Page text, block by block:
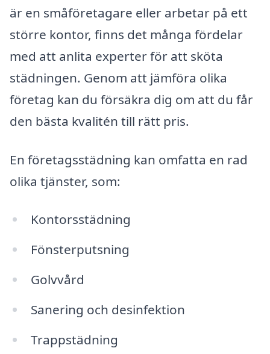
är en småföretagare eller arbetar på ett
större kontor, finns det många fördelar
med att anlita experter för att sköta
städningen. Genom att jämföra olika
företag kan du försäkra dig om att du får
den bästa kvalitén till rätt pris.
En företagsstädning kan omfatta en rad
olika tjänster, som:
Kontorsstädning
Fönsterputsning
Golvvård
Sanering och desinfektion
Trappstädning